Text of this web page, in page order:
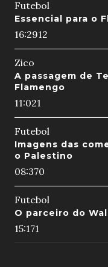
Futebol
Essencial para o
16:2912
Zico
A passagem de
Flamengo
11:021
Futebol
Imagens das
o Palestino
08:370
Futebol
O parceiro do
15:171